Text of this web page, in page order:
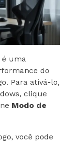
é uma
do
Para ativá-lo,
clique
Modo de
você pode